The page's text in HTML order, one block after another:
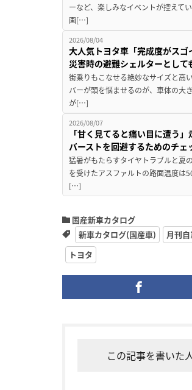
ーなど、楽しみなイベントが控えて
画[…]
2026/08/04
大人気トヨタ車「完成度がス
災害時の避難シェルターとして
街乗りもこなせる絶妙なサイズと高
バーが頭を悩ませるのが、車体の大
が[…]
2026/08/07
「甘く見てると痛い目に遭う
バーストを回避するためのチェ
猛暑がもたらすタイヤトラブルと夏
を受けたアスファルトの路面温度は
[…]
国産新車カタログ
新車カタログ(国産車)
月刊
トヨタ
この記事を書いた